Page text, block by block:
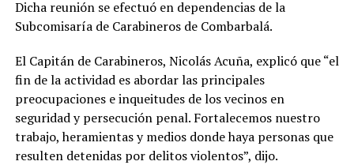
Dicha reunión se efectuó en dependencias de la
Subcomisaría de Carabineros de Combarbalá.
El Capitán de Carabineros, Nicolás Acuña, explicó que “el
fin de la actividad es abordar las principales
preocupaciones e inqueitudes de los vecinos en
seguridad y persecución penal. Fortalecemos nuestro
trabajo, heramientas y medios donde haya personas que
resulten detenidas por delitos violentos”, dijo.